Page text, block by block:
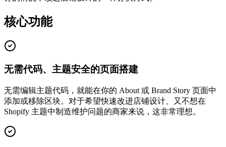
核心功能
无需代码、主题安全的页面搭建
无需编辑主题代码，就能在你的 About 或 Brand Story 页面中
添加或移除区块。对于希望快速改进店铺设计、又不想在
Shopify 主题中制造维护问题的商家来说，这非常理想。